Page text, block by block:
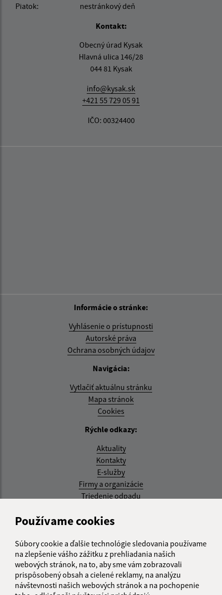
Používame cookies
Súbory cookie a ďalšie technológie sledovania používame
na zlepšenie vášho zážitku z prehliadania našich
webových stránok, na to, aby sme vám zobrazovali
prispôsobený obsah a cielené reklamy, na analýzu
návštevnosti našich webových stránok a na pochopenie
Piatok:
nestránkový deň
Kontakt:
Obecný úrad Kysak
Hlavná ulica 146/28
044 81 Kysak
info@kysak.sk
+421 55 729 05 91
IČO: 00324400
Informácie o stránke:
Vyhlásenie o prístupnosti
Autorské práva
Ochrana osobných údajov
Navigácia:
Vytlačiť aktuálnu stránku
Mapa stránok
Cookies
Rýchle odkazy:
Aktuality
Kontakty
E-služby
Firmy a organizácie
Triedenie odpadu
Aktualizované:
RSS
Správca obsahu:
Správca obsahu je Obec Kysak.